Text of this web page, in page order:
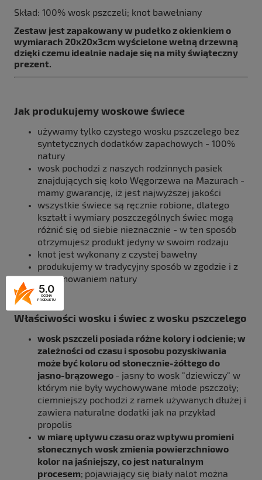
Skład: 100% wosk pszczeli; knot bawełniany
Zestaw jest zapakowany w pudełko z okienkiem o
wymiarach 20x20x3cm wyścielone wełną drzewną
dzięki czemu idealnie nadaje się na miły świąteczny
prezent.
Jak produkujemy woskowe świece
używamy tylko czystego wosku pszczelego bez
syntetycznych dodatków zapachowych - 100%
natury
wosk pochodzi z naszych rodzinnych pasiek
znajdujących się koło Węgorzewa na Mazurach -
mamy gwarancję, iż jest najwyższej jakości
wszystkie świece są ręcznie robione, dlatego
kształt i wymiary poszczególnych świec mogą
różnić się od siebie nieznacznie - w ten sposób
otrzymujesz produkt jedyny w swoim rodzaju
knot jest wykonany z czystej bawełny
produkujemy w tradycyjny sposób w zgodzie i z
poszanowaniem natury
Właściwości wosku i świec z wosku pszczelego
wosk pszczeli posiada różne kolory i odcienie; w
zależności od czasu i sposobu pozyskiwania
może być koloru od słonecznie-żółtego do
jasno-brązowego - jasny to wosk "dziewiczy" w
którym nie były wychowywane młode pszczoły;
ciemniejszy pochodzi z ramek używanych dłużej i
zawiera naturalne dodatki jak na przykład
propolis
w miarę upływu czasu oraz wpływu promieni
słonecznych wosk zmienia powierzchniowo
kolor na jaśniejszy, co jest naturalnym
procesem; pojawiający się biały nalot można
5.0
OCENA
PRODUKTU